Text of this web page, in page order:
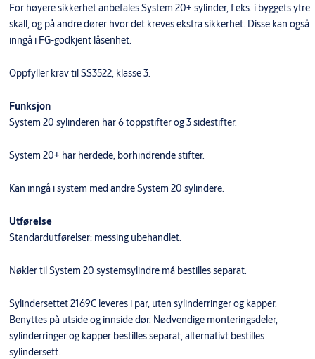
For høyere sikkerhet anbefales System 20+ sylinder, f.eks. i byggets ytre
skall, og på andre dører hvor det kreves ekstra sikkerhet. Disse kan også
inngå i FG-godkjent låsenhet.
Oppfyller krav til SS3522, klasse 3.
Funksjon
System 20 sylinderen har 6 toppstifter og 3 sidestifter.
System 20+ har herdede, borhindrende stifter.
Kan inngå i system med andre System 20 sylindere.
Utførelse
Standardutførelser: messing ubehandlet.
Nøkler til System 20 systemsylindre må bestilles separat.
Sylindersettet 2169C leveres i par, uten sylinderringer og kapper.
Benyttes på utside og innside dør. Nødvendige monteringsdeler,
sylinderringer og kapper bestilles separat, alternativt bestilles
sylindersett.